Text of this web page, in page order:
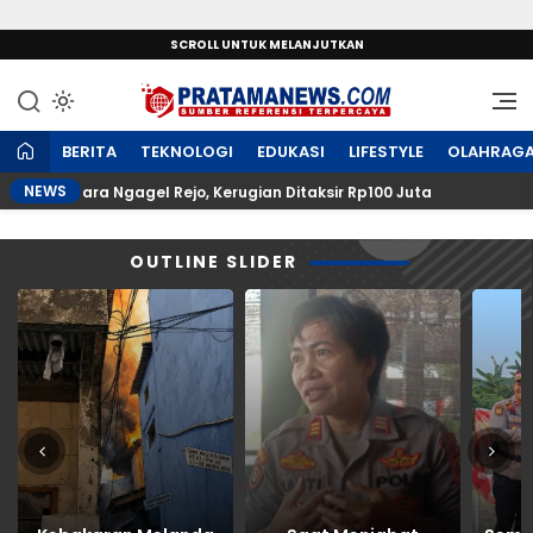
SCROLL UNTUK MELANJUTKAN
PratamaNews.com
Sumber Referensi Terpercaya
BERITA TEKNOLOGI EDUKASI LIFESTYLE
NEWS
Utara Ngagel Rejo, Kerugian Ditaksir Rp100 Juta
OUTLINE SLIDER